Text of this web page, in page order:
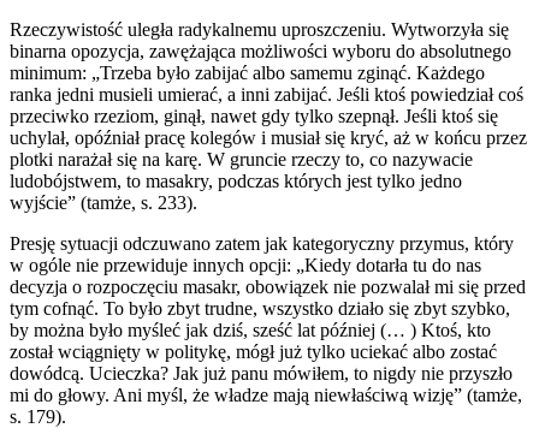
Rzeczywistość uległa radykalnemu uproszczeniu. Wytworzyła się
binarna opozycja, zawężająca możliwości wyboru do absolutnego
minimum: „Trzeba było zabijać albo samemu zginąć. Każdego
ranka jedni musieli umierać, a inni zabijać. Jeśli ktoś powiedział coś
przeciwko rzeziom, ginął, nawet gdy tylko szepnął. Jeśli ktoś się
uchylał, opóźniał pracę kolegów i musiał się kryć, aż w końcu przez
plotki narażał się na karę. W gruncie rzeczy to, co nazywacie
ludobójstwem, to masakry, podczas których jest tylko jedno
wyjście” (tamże, s. 233).
Presję sytuacji odczuwano zatem jak kategoryczny przymus, który
w ogóle nie przewiduje innych opcji: „Kiedy dotarła tu do nas
decyzja o rozpoczęciu masakr, obowiązek nie pozwalał mi się przed
tym cofnąć. To było zbyt trudne, wszystko działo się zbyt szybko,
by można było myśleć jak dziś, sześć lat później (… ) Ktoś, kto
został wciągnięty w politykę, mógł już tylko uciekać albo zostać
dowódcą. Ucieczka? Jak już panu mówiłem, to nigdy nie przyszło
mi do głowy. Ani myśl, że władze mają niewłaściwą wizję” (tamże,
s. 179).